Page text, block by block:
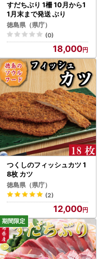
すだちぶり 1柵 10月から1
1月末まで発送 ぶり
徳島県（県庁）
(0)
18,000
つくしのフィッシュカツ 1
8枚 カツ
徳島県（県庁）
(2)
12,000